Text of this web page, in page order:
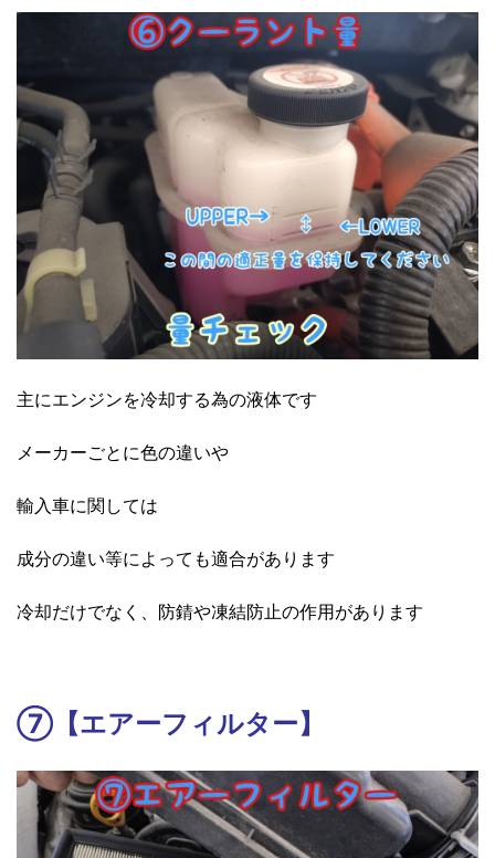
主にエンジンを冷却する為の液体です
メーカーごとに色の違いや
輸入車に関しては
成分の違い等によっても適合があります
冷却だけでなく、防錆や凍結防止の作用があります
⑦【エアーフィルター】